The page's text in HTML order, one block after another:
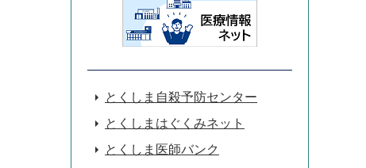
とくしま自殺予防センター
とくしまはぐくみネット
とくしま医師バンク